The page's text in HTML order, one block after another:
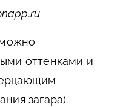
оттенками и
загара).